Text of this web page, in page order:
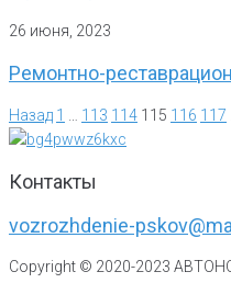
26 июня, 2023
Ремонтно-
Назад 1 113 114 115 116 117
Контакты
vozrozhdenie-
Copyright © 2020-2023